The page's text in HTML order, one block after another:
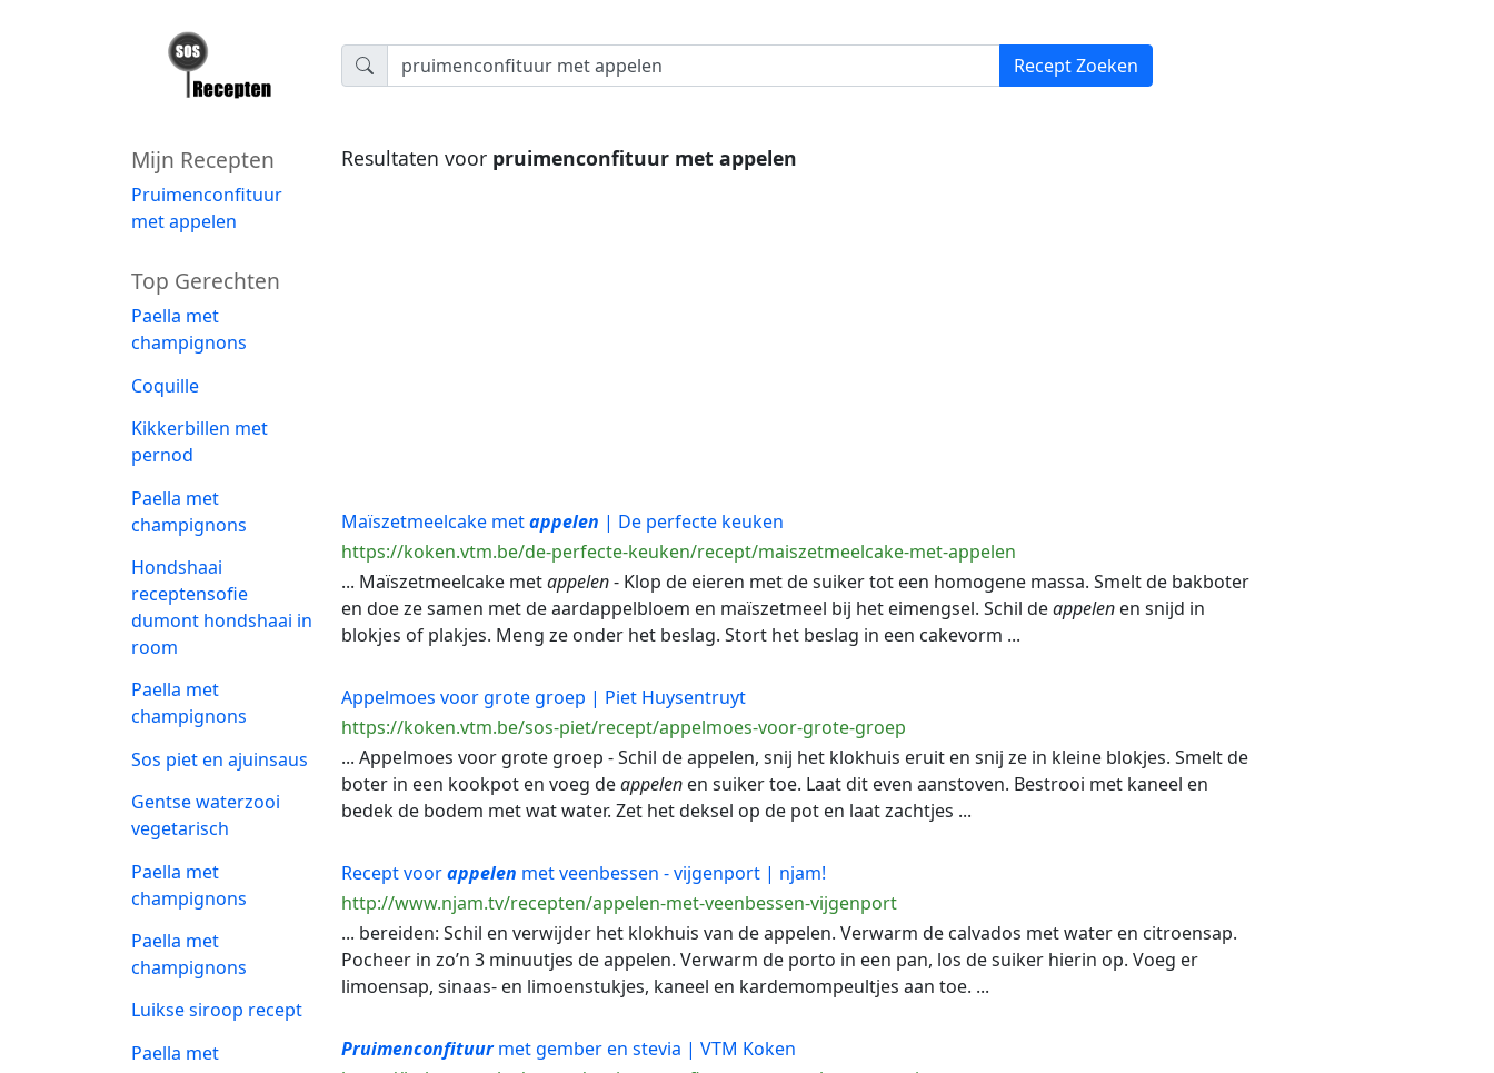
Mijn Recepten
Pruimenconfituur
met appelen
Top Gerechten
Paella met
champignons
Coquille
Kikkerbillen met
pernod
Paella met
champignons
Hondshaai
receptensofie
dumont hondshaai in
room
Paella met
champignons
Sos piet en ajuinsaus
Gentse waterzooi
vegetarisch
Paella met
champignons
Paella met
champignons
Luikse siroop recept
Paella met
Resultaten voor pruimenconfituur met appelen
Maïszetmeelcake metappelen | De perfecte keuken
https://koken.vtm.be/de-perfecte-keuken/recept/maiszetmeelcake-met-appelen
... Maïszetmeelcake metappelen- Klop de eieren met de suiker tot een homogene massa. Smelt de bakboter
en doe ze samen met de aardappelbloem en maïszetmeel bij het eimengsel. Schil deappelenen snijd in
blokjes of plakjes. Meng ze onder het beslag. Stort het beslag in een cakevorm ...
Appelmoes voor grote groep | Piet Huysentruyt
https://koken.vtm.be/sos-piet/recept/appelmoes-voor-grote-groep
... Appelmoes voor grote groep - Schil de appelen, snij het klokhuis eruit en snij ze in kleine blokjes. Smelt de
boter in een kookpot en voeg deappelenen suiker toe. Laat dit even aanstoven. Bestrooi met kaneel en
bedek de bodem met wat water. Zet het deksel op de pot en laat zachtjes ...
Recept voorappelen met veenbessen - vijgenport | njam!
http://www.njam.tv/recepten/appelen-met-veenbessen-vijgenport
... bereiden: Schil en verwijder het klokhuis van de appelen. Verwarm de calvados met water en citroensap.
Pocheer in zo’n 3 minuutjes de appelen. Verwarm de porto in een pan, los de suiker hierin op. Voeg er
limoensap, sinaas- en limoenstukjes, kaneel en kardemompeultjes aan toe. ...
Pruimenconfituurmet gember en stevia | VTM Koken